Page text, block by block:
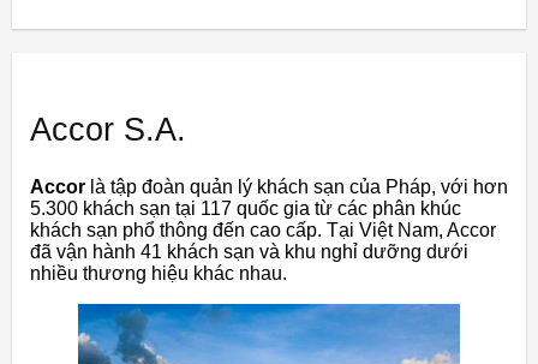
Accor S.A.
Accor là tập đoàn quản lý khách sạn của Pháp, với hơn
5.300 khách sạn tại 117 quốc gia từ các phân khúc
khách sạn phổ thông đến cao cấp. Tại Việt Nam, Accor
đã vận hành 41 khách sạn và khu nghỉ dưỡng dưới
nhiều thương hiệu khác nhau.